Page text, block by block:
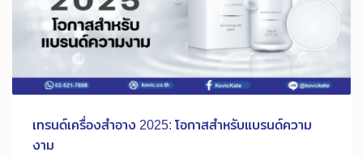
เทรนด์เครื่องสำอาง 2025: โอกาสสำหรับแบรนด์ความ
งาม